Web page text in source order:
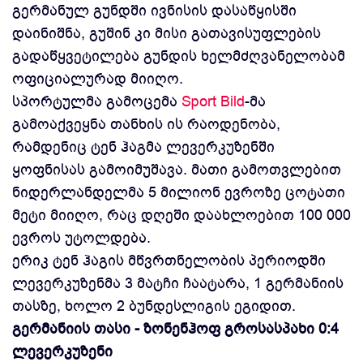
გერმანულ გუნდში ივნისის დასაწყისში
დაინიშნა, გუშინ კი მისი გათავისუფლების
გადაწყვეტილება გუნდის ხელმძღვანელობამ
ოფიციალურად მიიღო.
სპორტულმა გამოცემა Sport Bild-მა
გამოაქვეყნა თანხის ის რაოდენობა,
რამდენიც ტენ ჰაგმა ლევერკუზენში
ყოფნისას გამოიმუშავა. მათი გამოთვლებით
ნიდერლანდელმა 5 მილიონ ევროზე ცოტათი
მეტი მიიღო, რაც დღეში დაახლოებით 100 000
ევროს უტოლდება.
ერიკ ტენ ჰაგის მწვრთნელობის პერიოდში
ლევერკუზენმა 3 მატჩი ჩაატარა, 1 გერმანიის
თასზე, ხოლო 2 ბუნდესლიგის ეგიდით.
გერმანიის თასი - ზონენჰოფ გროსასპახი 0:4
ლევერკუზენი